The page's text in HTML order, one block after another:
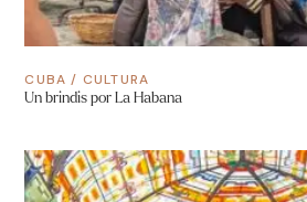
CUBA / CULTURA
Un brindis por La Habana